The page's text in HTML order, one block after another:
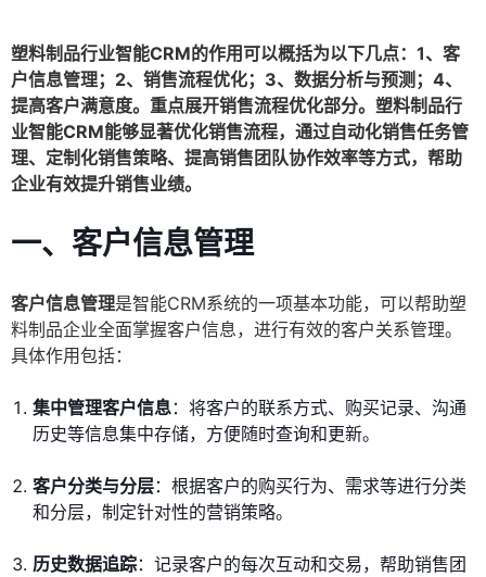
塑料制品行业智能CRM的作用可以概括为以下几点：1、客
户信息管理；2、销售流程优化；3、数据分析与预测；4、
提高客户满意度。重点展开销售流程优化部分。塑料制品行
业智能CRM能够显著优化销售流程，通过自动化销售任务管
理、定制化销售策略、提高销售团队协作效率等方式，帮助
企业有效提升销售业绩。
一、客户信息管理
客户信息管理是智能CRM系统的一项基本功能，可以帮助塑
料制品企业全面掌握客户信息，进行有效的客户关系管理。
具体作用包括：
集中管理客户信息：将客户的联系方式、购买记录、沟通
历史等信息集中存储，方便随时查询和更新。
客户分类与分层：根据客户的购买行为、需求等进行分类
和分层，制定针对性的营销策略。
历史数据追踪：记录客户的每次互动和交易，帮助销售团